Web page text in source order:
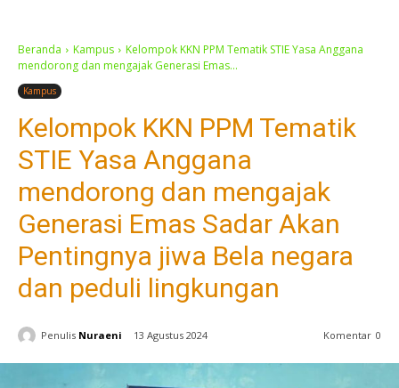
Beranda Kampus
Kelompok KKN PPM Tematik STIE Yasa Anggana
mendorong dan mengajak Generasi Emas...
Kampus
Kelompok KKN PPM Tematik
STIE Yasa Anggana
mendorong dan mengajak
Generasi Emas Sadar Akan
Pentingnya jiwa Bela negara
dan peduli lingkungan
Penulis Nuraeni 13 Agustus 2024 Komentar 0